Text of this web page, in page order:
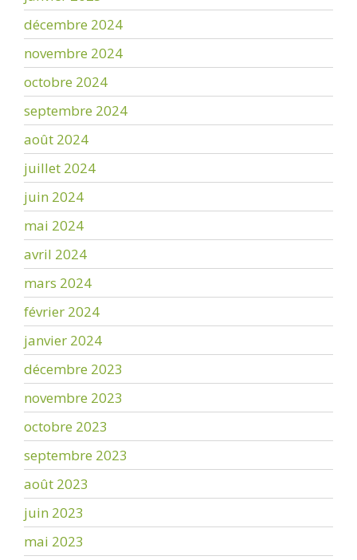
décembre 2024
novembre 2024
octobre 2024
septembre 2024
août 2024
juillet 2024
juin 2024
mai 2024
avril 2024
mars 2024
février 2024
janvier 2024
décembre 2023
novembre 2023
octobre 2023
septembre 2023
août 2023
juin 2023
mai 2023